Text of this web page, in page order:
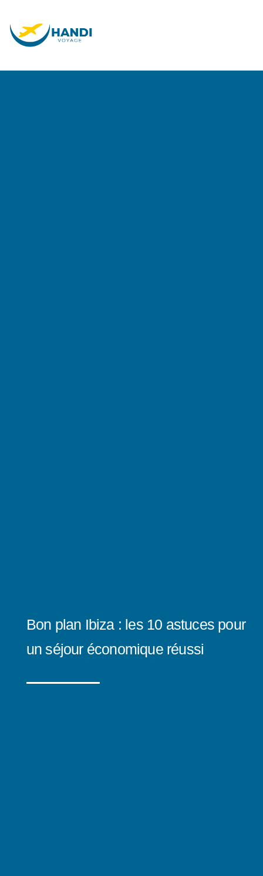
Bon plan Ibiza : les 10 astuces pour
un séjour économique réussi